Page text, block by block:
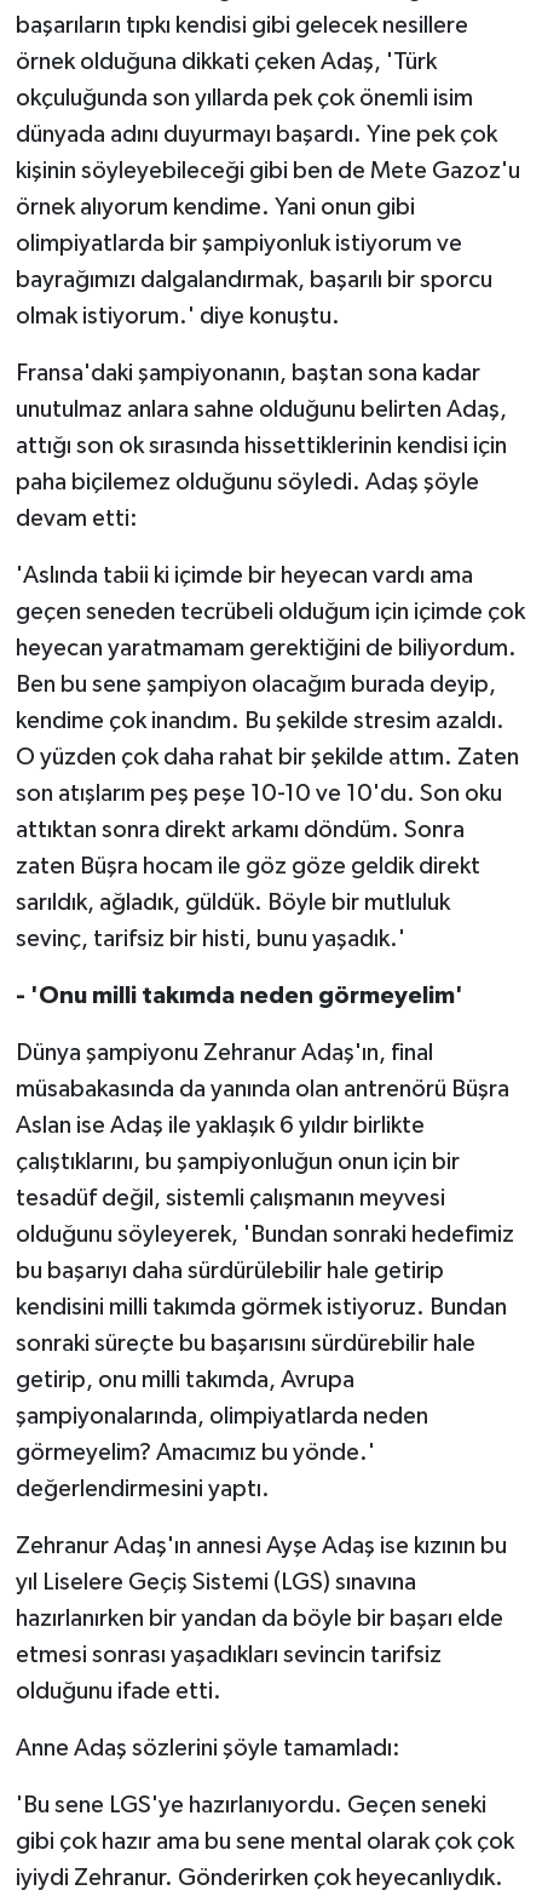
başarıların tıpkı kendisi gibi gelecek nesillere
örnek olduğuna dikkati çeken Adaş, 'Türk
okçuluğunda son yıllarda pek çok önemli isim
dünyada adını duyurmayı başardı. Yine pek çok
kişinin söyleyebileceği gibi ben de Mete Gazoz'u
örnek alıyorum kendime. Yani onun gibi
olimpiyatlarda bir şampiyonluk istiyorum ve
bayrağımızı dalgalandırmak, başarılı bir sporcu
olmak istiyorum.' diye konuştu.
Fransa'daki şampiyonanın, baştan sona kadar
unutulmaz anlara sahne olduğunu belirten Adaş,
attığı son ok sırasında hissettiklerinin kendisi için
paha biçilemez olduğunu söyledi. Adaş şöyle
devam etti:
'Aslında tabii ki içimde bir heyecan vardı ama
geçen seneden tecrübeli olduğum için içimde çok
heyecan yaratmamam gerektiğini de biliyordum.
Ben bu sene şampiyon olacağım burada deyip,
kendime çok inandım. Bu şekilde stresim azaldı.
O yüzden çok daha rahat bir şekilde attım. Zaten
son atışlarım peş peşe 10-10 ve 10'du. Son oku
attıktan sonra direkt arkamı döndüm. Sonra
zaten Büşra hocam ile göz göze geldik direkt
sarıldık, ağladık, güldük. Böyle bir mutluluk
sevinç, tarifsiz bir histi, bunu yaşadık.'
- 'Onu milli takımda neden görmeyelim'
Dünya şampiyonu Zehranur Adaş'ın, final
müsabakasında da yanında olan antrenörü Büşra
Aslan ise Adaş ile yaklaşık 6 yıldır birlikte
çalıştıklarını, bu şampiyonluğun onun için bir
tesadüf değil, sistemli çalışmanın meyvesi
olduğunu söyleyerek, 'Bundan sonraki hedefimiz
bu başarıyı daha sürdürülebilir hale getirip
kendisini milli takımda görmek istiyoruz. Bundan
sonraki süreçte bu başarısını sürdürebilir hale
getirip, onu milli takımda, Avrupa
şampiyonalarında, olimpiyatlarda neden
görmeyelim? Amacımız bu yönde.'
değerlendirmesini yaptı.
Zehranur Adaş'ın annesi Ayşe Adaş ise kızının bu
yıl Liselere Geçiş Sistemi (LGS) sınavına
hazırlanırken bir yandan da böyle bir başarı elde
etmesi sonrası yaşadıkları sevincin tarifsiz
olduğunu ifade etti.
Anne Adaş sözlerini şöyle tamamladı:
'Bu sene LGS'ye hazırlanıyordu. Geçen seneki
gibi çok hazır ama bu sene mental olarak çok çok
iyiydi Zehranur. Gönderirken çok heyecanlıydık.